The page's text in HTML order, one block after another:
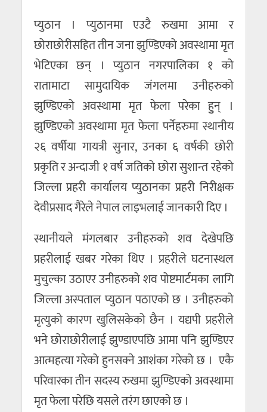
प्युठान । प्युठानमा एउटै रुखमा आमा र
छोराछोरीसहित तीन जना झुण्डिएको अवस्थामा मृत
भेटिएका छन् । प्युठान नगरपालिका १ को
रातामाटा सामुदायिक जंगलमा उनीहरुको
झुण्डिएको अवस्थामा मृत फेला परेका हुुन् ।
झुण्डिएको अवस्थामा मृत फेला पर्नेहरुमा स्थानीय
२६ वर्षीया गायत्री सुनार, उनका ६ वर्षकी छोरी
प्रकृति र अन्दाजी १ वर्ष जतिको छोरा सुशान्त रहेको
जिल्ला प्रहरी कार्यालय प्युठानका प्रहरी निरीक्षक
देवीप्रसाद गैरेले नेपाल लाइभलाई जानकारी दिए ।
स्थानीयले मंगलबार उनीहरुको शव देखेपछि
प्रहरीलाई खबर गरेका थिए । प्रहरीले घटनास्थल
मुचुल्का उठाएर उनीहरुको शव पोष्टमार्टमका लागि
जिल्ला अस्पताल प्युठान पठाएको छ । उनीहरुको
मृत्युको कारण खुलिसकेको छैन । यद्यपी प्रहरीले
भने छोराछोरीलाई झुण्डाएपछि आमा पनि झुण्डिएर
आत्महत्या गरेको हुनसक्ने आशंका गरेको छ । एकै
परिवारका तीन सदस्य रुखमा झुण्डिएको अवस्थामा
मृत फेला परेछि यसले तरंग छाएकाे छ ।